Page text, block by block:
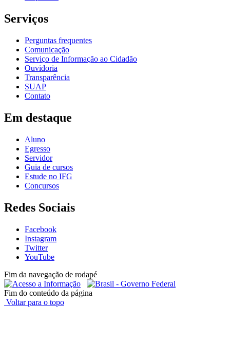
Serviços
Perguntas frequentes
Comunicação
Serviço de Informação ao Cidadão
Ouvidoria
Transparência
SUAP
Contato
Em destaque
Aluno
Egresso
Servidor
Guia de cursos
Estude no IFG
Concursos
Redes Sociais
Facebook
Instagram
Twitter
YouTube
Fim da navegação de rodapé
Fim do conteúdo da página
Voltar para o topo